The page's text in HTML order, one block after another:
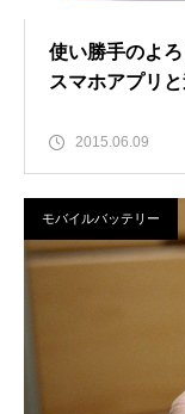
使い勝手のよ
スマホアプリ
2015.06.09
モバイルバッテリー